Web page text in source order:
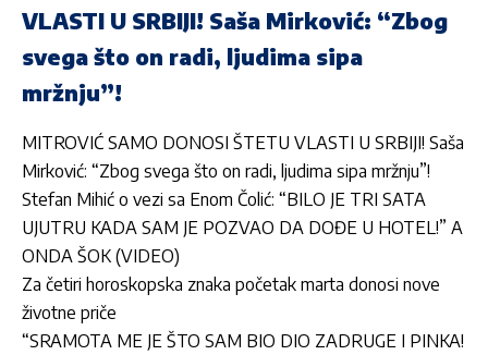
VLASTI U SRBIJI! Saša Mirković: “Zbog
svega što on radi, ljudima sipa
mržnju”!
MITROVIĆ SAMO DONOSI ŠTETU VLASTI U SRBIJI! Saša
Mirković: “Zbog svega što on radi, ljudima sipa mržnju”!
Stefan Mihić o vezi sa Enom Čolić: “BILO JE TRI SATA
UJUTRU KADA SAM JE POZVAO DA DOĐE U HOTEL!” A
ONDA ŠOK (VIDEO)
Za četiri horoskopska znaka početak marta donosi nove
životne priče
“SRAMOTA ME JE ŠTO SAM BIO DIO ZADRUGE I PINKA!